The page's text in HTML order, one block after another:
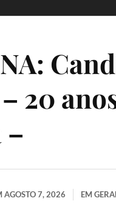
20
–
AGOSTO 7, 2026 EM